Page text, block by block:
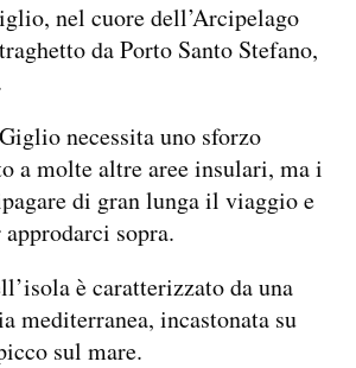
nel cuore dell’Arcipelago
da Porto Santo Stefano,
necessita uno sforzo
a molte altre aree insulari, ma i
di gran lunga il viaggio e
sopra.
è caratterizzato da una
mediterranea, incastonata su
sul mare.